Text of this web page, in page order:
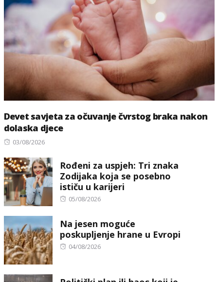
Devet savjeta za očuvanje čvrstog braka nakon
dolaska djece
Posted
03/08/2026
Rođeni za uspjeh: Tri znaka
Zodijaka koja se posebno
ističu u karijeri
Posted
05/08/2026
Na jesen moguće
poskupljenje hrane u Evropi
Posted
04/08/2026